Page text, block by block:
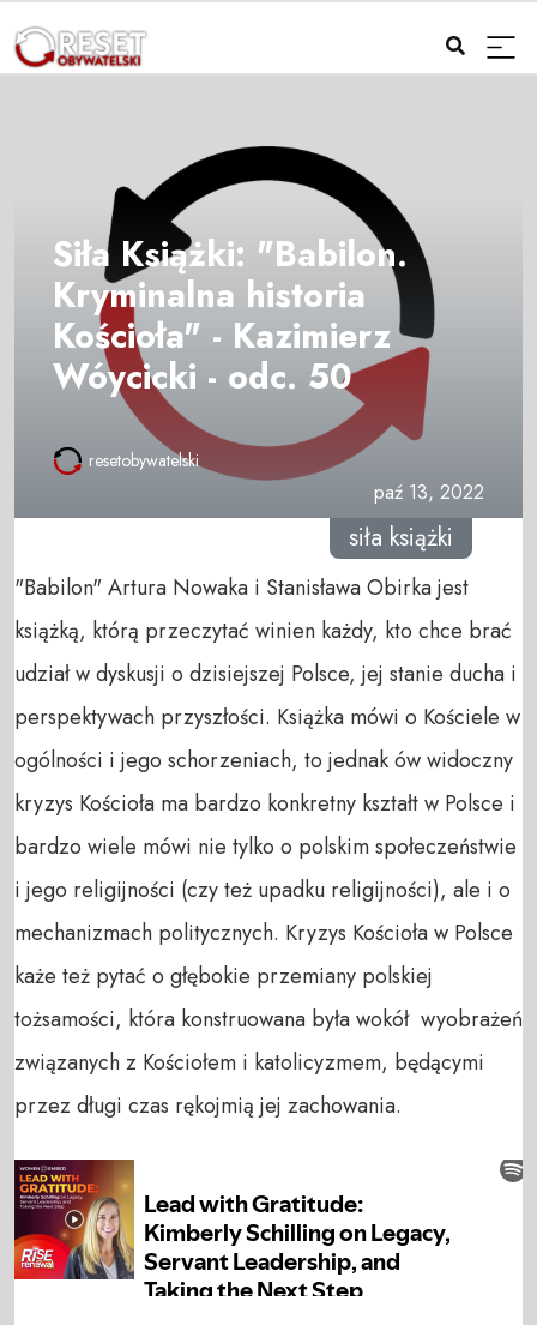
Siła Książki: "Babilon.
Kryminalna historia
Kościoła" - Kazimierz
Wóycicki - odc. 50
resetobywatelski
paź 13, 2022
siła książki
"Babilon" Artura Nowaka i Stanisława Obirka jest
książką, którą przeczytać winien każdy, kto chce brać
udział w dyskusji o dzisiejszej Polsce, jej stanie ducha i
perspektywach przyszłości. Książka mówi o Kościele w
ogólności i jego schorzeniach, to jednak ów widoczny
kryzys Kościoła ma bardzo konkretny kształt w Polsce i
bardzo wiele mówi nie tylko o polskim społeczeństwie
i jego religijności (czy też upadku religijności), ale i o
mechanizmach politycznych. Kryzys Kościoła w Polsce
każe też pytać o głębokie przemiany polskiej
tożsamości, która konstruowana była wokół wyobrażeń
związanych z Kościołem i katolicyzmem, będącymi
przez długi czas rękojmią jej zachowania.